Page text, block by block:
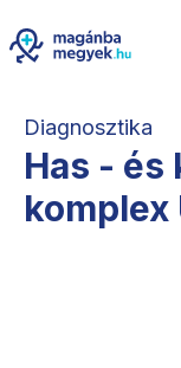
Diagnosztika
Has - és
komplex